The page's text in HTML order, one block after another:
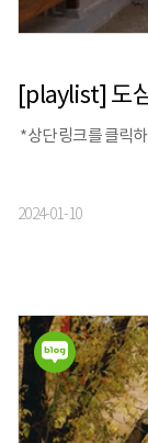
*상단 링크를 클릭
2024-01-10